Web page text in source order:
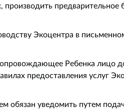
предварительное
Экоцентра в
Ребенка лицо
предоставления услуг
обязан уведомить путем